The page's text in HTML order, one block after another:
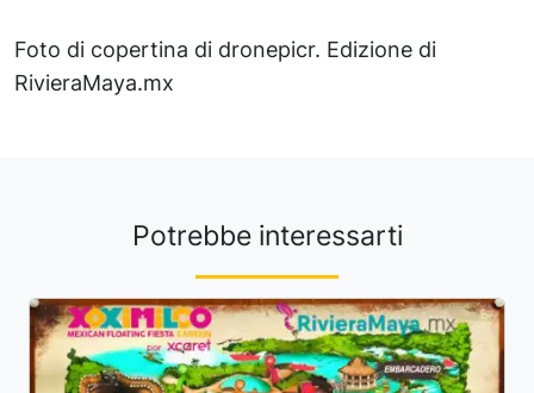
Foto di copertina di dronepicr. Edizione di
RivieraMaya.mx
Potrebbe interessarti